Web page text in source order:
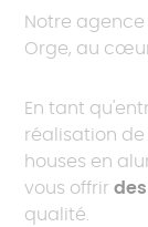
Notre agence
Orge, au cœur
En tant
réalisation
houses en
vous offrir
qualité.